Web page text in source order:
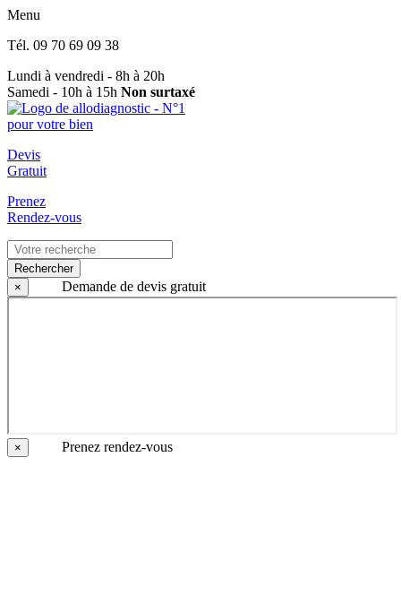
Menu
Tél. 09 70 69 09 38
Lundi à vendredi - 8h à 20h
Samedi - 10h à 15h Non surtaxé
Devis
Gratuit
Prenez
Rendez-vous
Rechercher
×
Demande de devis gratuit
× Prenez rendez-vous